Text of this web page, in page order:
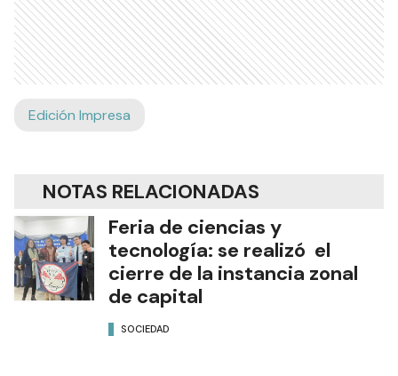
Edición Impresa
NOTAS RELACIONADAS
Feria de ciencias y
tecnología: se realizó el
cierre de la instancia zonal
de capital
SOCIEDAD